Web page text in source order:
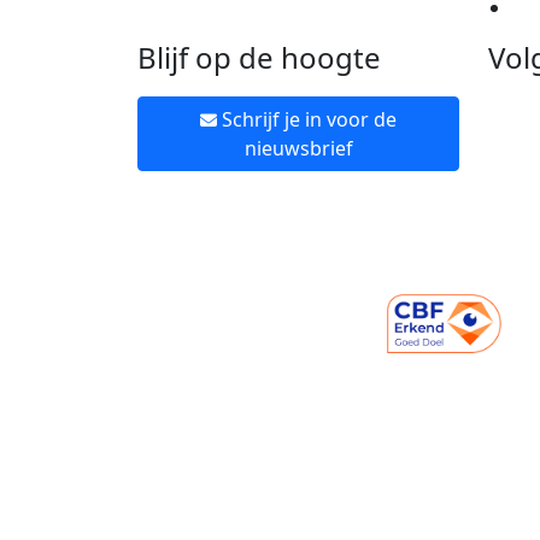
Blijf op de hoogte
Schrijf je in voor de
nieuwsbrief